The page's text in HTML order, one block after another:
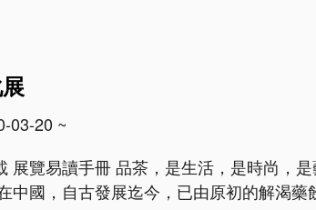
03-20 ~
是生活，是時尚，是藝術，也是文